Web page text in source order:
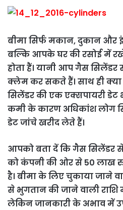
बीमा सिर्फ मकान, दुकान और
बल्कि आपके घर की रसोई में
होता हैं। यानी आप गैस सिलेंडर
क्लेम कर सकते हैं। साथ ही
सिलेंडर की एक एक्सपायरी डेट
कमी के कारण अधिकांश लोग
डेट जांचे खरीद लेते हैं।
आपको बता दें कि गैस सिलेंडर से
को कंपनी की ओर से 50 लाख
है। बीमा के लिए चुकाया जाने
से भुगतान की जाने वाली राशि
लेकिन जानकारी के अभाव में